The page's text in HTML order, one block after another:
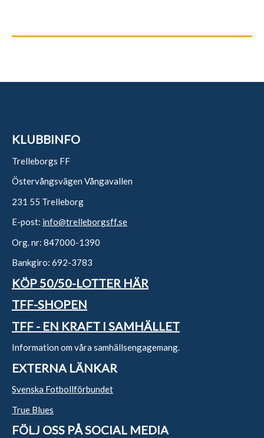
KLUBBINFO
Trelleborgs FF
Östervångsvägen Vångavallen
231 55 Trelleborg
E-post: info@trelleborgsff.se
Org. nr: 847000-1390
Bankgiro: 692-3783
KÖP 50/50-LOTTER HÄR
TFF-SHOPEN
TFF - EN KRAFT I SAMHÄLLET
Information om våra samhällsengagemang.
EXTERNA LÄNKAR
Svenska Fotbollförbundet
True Blues
FÖLJ OSS PÅ SOCIAL MEDIA